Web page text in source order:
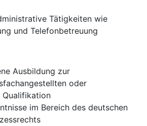
Tätigkeiten wie
und Telefonbetreuung
Ausbildung zur
oder
im Bereich des deutschen